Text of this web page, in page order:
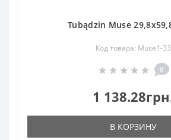
Tubądzin Muse
Код товара: Muse1-33
0
1
В КОРЗИНУ